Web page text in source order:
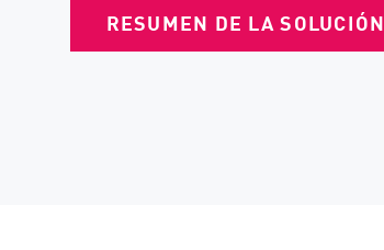
RESUMEN DE LA SOLUCIÓN